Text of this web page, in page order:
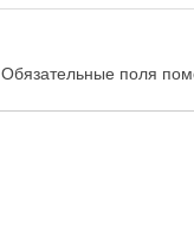
Обязательные поля